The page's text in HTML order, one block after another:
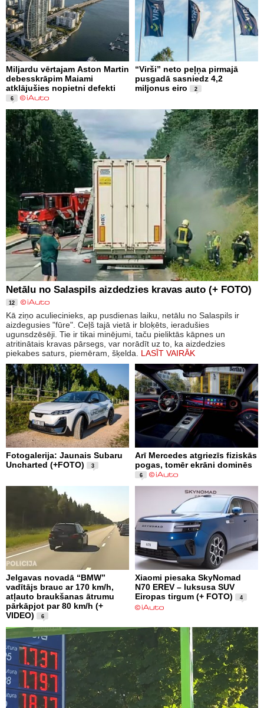
Miljardu vērtajam Aston Martin
debesskrāpim Maiami
atklājušies nopietni defekti
6
“Virši” neto peļņa pirmajā
pusgadā sasniedz 4,2
miljonus eiro
2
Netālu no Salaspils aizdedzies kravas auto (+ FOTO)
12
Kā ziņo aculiecinieks, ap pusdienas laiku, netālu no Salaspils ir
aizdegusies "fūre". Ceļš tajā vietā ir bloķēts, ieradušies
ugunsdzēsēji. Tie ir tikai minējumi, taču pieliktās kāpnes un
atritinātais kravas pārsegs, var norādīt uz to, ka aizdedzies
piekabes saturs, piemēram, šķelda. LASĪT VAIRĀK
Fotogalerija: Jaunais Subaru
Uncharted (+FOTO)
3
Arī Mercedes atgriezīs fiziskās
pogas, tomēr ekrāni dominēs
6
Jelgavas novadā “BMW”
vadītājs brauc ar 170 km/h,
atļauto braukšanas ātrumu
pārkāpjot par 80 km/h (+
VIDEO)
6
Xiaomi piesaka SkyNomad
N70 EREV – luksusa SUV
Eiropas tirgum (+ FOTO)
4